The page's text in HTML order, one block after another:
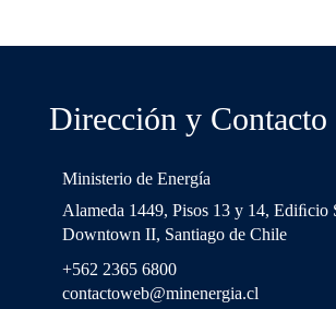
Dirección y Contacto
Ministerio de Energía
Alameda 1449, Pisos 13 y 14, Ediﬁcio
Downtown II, Santiago de Chile
+562 2365 6800
contactoweb@minenergia.cl